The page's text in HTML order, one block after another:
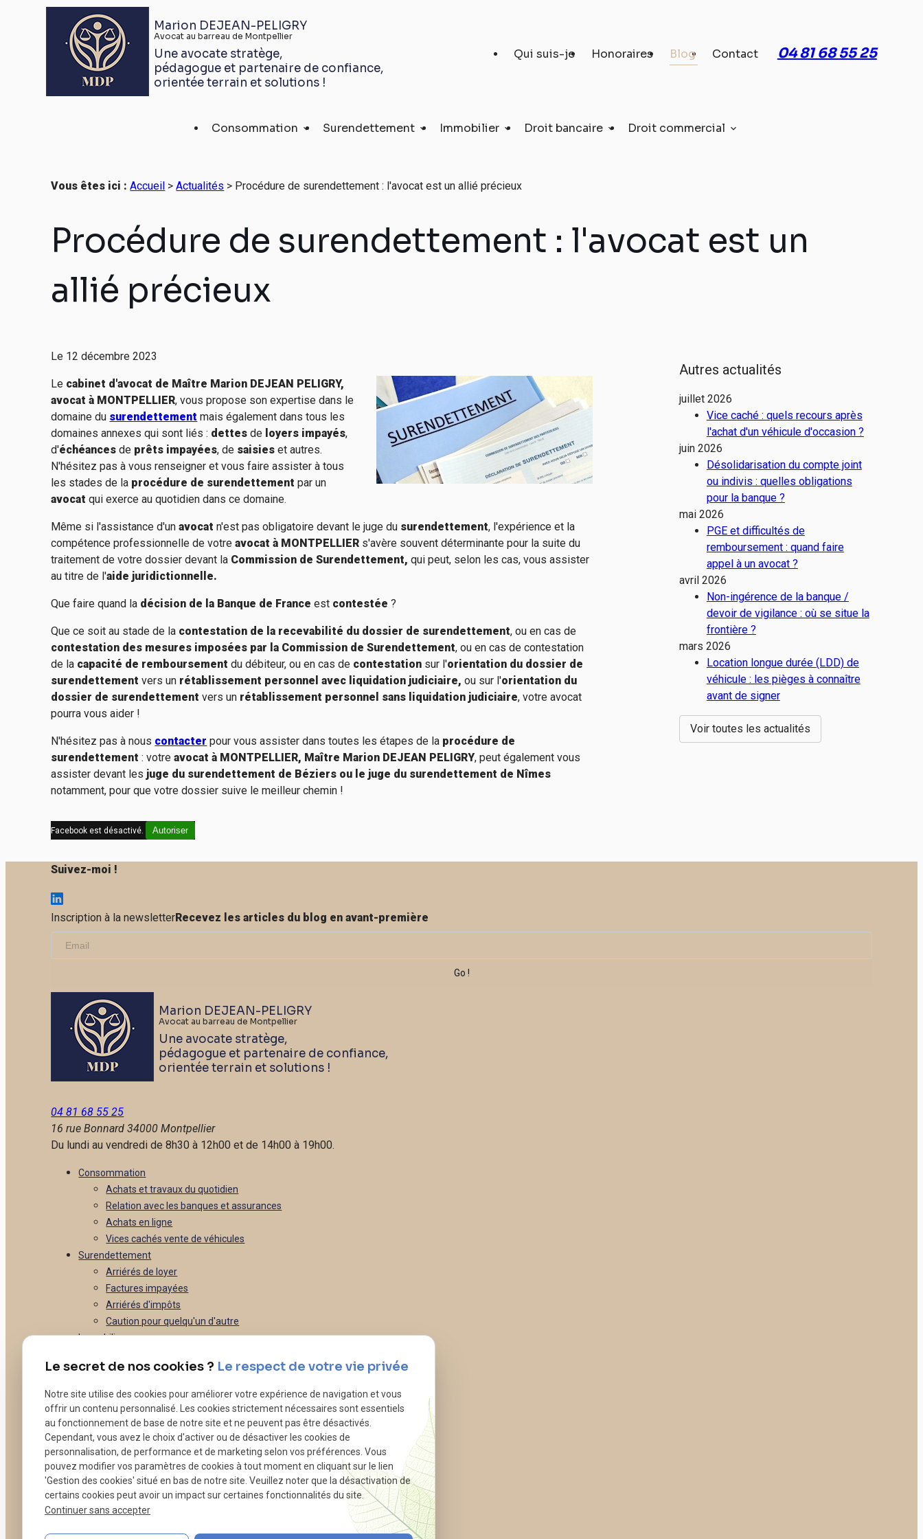
Marion DEJEAN-PELIGRY
Avocat au barreau de Montpellier
Une avocate stratège,
pédagogue et partenaire de confiance,
orientée terrain et solutions !
Qui suis-je Honoraires Blog Contact 04 81 68 55 25
Consommation Surendettement Immobilier Droit bancaire Droit commercial
Vous êtes ici : Accueil >Actualités > Procédure de surendettement : l'avocat est un allié précieux
Procédure de surendettement : l'avocat est un
allié précieux
Le 12 décembre 2023
Le cabinet d'avocat de Maître Marion DEJEAN PELIGRY,
avocat à MONTPELLIER, vous propose son expertise dans le
domaine du surendettement mais également dans tous les
domaines annexes qui sont liés : dettes de loyers impayés,
d'échéances de prêts impayées, de saisies et autres.
N'hésitez pas à vous renseigner et vous faire assister à tous
les stades de la procédure de surendettementpar un
avocatqui exerce au quotidien dans ce domaine.
Même si l'assistance d'unavocat n'est pas obligatoire devant le juge du surendettement, l'expérience et la
compétence professionnelle de votreavocat à MONTPELLIER s'avère souvent déterminante pour la suite du
traitement de votre dossier devant la Commission de Surendettement,qui peut, selon les cas, vous assister
au titre de l'aide juridictionnelle.
Que faire quand la décision de la Banque de France est contestée ?
Que ce soit au stade de la contestation de la recevabilité du dossier de surendettement, ou en cas de
contestation des mesures imposées par la Commission de Surendettement, ou en cas de contestation
de la capacité de remboursementdu débiteur, ou en cas de contestation sur l'orientation du dossier de
surendettement vers un rétablissement personnel avec liquidation judiciaire, ou sur l'orientation du
dossier de surendettement vers un rétablissement personnel sans liquidation judiciaire, votre avocat
pourra vous aider !
N'hésitez pas à nous contacter pour vous assister dans toutes les étapes de la procédure de
surendettement : votreavocat à MONTPELLIER, Maître Marion DEJEAN PELIGRY, peut également vous
assister devant les juge du surendettement de Béziers ou le juge du surendettement de Nîmes
notamment, pour que votre dossier suive le meilleur chemin !
Facebook est désactivé. Autoriser
Autres actualités
juillet 2026
Vice caché : quels recours après
l'achat d'un véhicule d'occasion ?
juin 2026
Désolidarisation du compte joint
ou indivis : quelles obligations
pour la banque ?
mai 2026
PGE et difficultés de
remboursement : quand faire
appel à un avocat ?
avril 2026
Non-ingérence de la banque /
devoir de vigilance : où se situe la
frontière ?
mars 2026
Location longue durée (LDD) de
véhicule : les pièges à connaître
avant de signer
Voir toutes les actualités
Suivez-moi !
Recevez les articles du blog en avant-première
Inscription à la newsletter
Marion DEJEAN-PELIGRY
Avocat au barreau de Montpellier
Une avocate stratège,
pédagogue et partenaire de confiance,
orientée terrain et solutions !
04 81 68 55 25
16 rue Bonnard 34000 Montpellier
Du lundi au vendredi de 8h30 à 12h00 et de 14h00 à 19h00.
Consommation
Achats et travaux du quotidien
Relation avec les banques et assurances
Achats en ligne
Vices cachés vente de véhicules
Surendettement
Arriérés de loyer
Factures impayées
Arriérés d'impôts
Caution pour quelqu'un d'autre
Immobilier
Vous êtes locataire
Vous êtes une agence immobilière
Droit bancaire
Difficultés de paiement
Négociation de crédits
Gestion de la banque
Leasing
Droit commercial
Litiges commerciaux - Contentieux
Rédaction de contrats - CGV, CGU...
Panneau de gestion des cookies
Le secret de nos cookies ? Le respect de votre vie privée
Notre site utilise des cookies pour améliorer votre expérience de navigation et vous
offrir un contenu personnalisé. Les cookies strictement nécessaires sont essentiels
au fonctionnement de base de notre site et ne peuvent pas être désactivés.
Cependant, vous avez le choix d'activer ou de désactiver les cookies de
personnalisation, de performance et de marketing selon vos préférences. Vous
pouvez modifier vos paramètres de cookies à tout moment en cliquant sur le lien
'Gestion des cookies' situé en bas de notre site. Veuillez noter que la désactivation de
certains cookies peut avoir un impact sur certaines fonctionnalités du site.
Continuer sans accepter